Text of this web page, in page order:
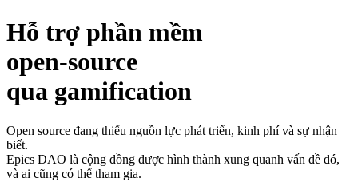
Hỗ trợ phần mềm
open-source
qua gamification
Open source đang thiếu nguồn lực phát triển, kinh phí và sự nhận
biết.
Epics DAO là cộng đồng được hình thành xung quanh vấn đề đó,
và ai cũng có thể tham gia.